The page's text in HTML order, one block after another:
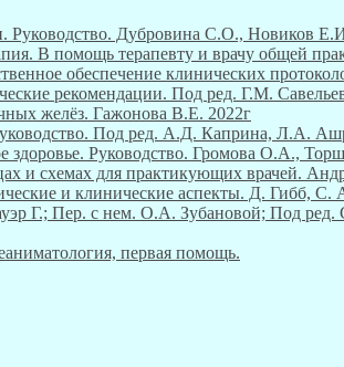
Руководство. Дубровина С.О., Новиков
В помощь терапевту и врачу общей
обеспечение клинических
рекомендации. Под ред. Г.М.
желёз. Гажонова В.Е. 2022г
Под ред. А.Д. Каприна, Л.А.
здоровье. Руководство. Громова О.А.,
и схемах для практикующих врачей.
и клинические аспекты. Д. Гибб, С.
Г.; Пер. с нем. О.А. Зубановой; Под ред.
первая помощь.